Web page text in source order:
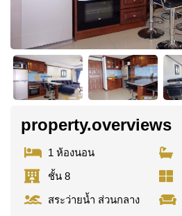
property.overviews
1 ห้องนอน
ชั้น 8
สระว่ายน้ำ ส่วนกลาง